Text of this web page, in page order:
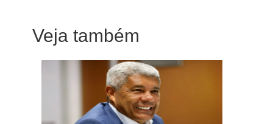
Veja também